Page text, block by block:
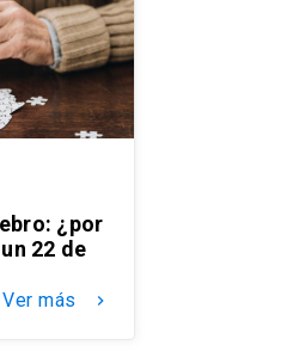
¿por
22 de
Ver más keyboard_arrow_right